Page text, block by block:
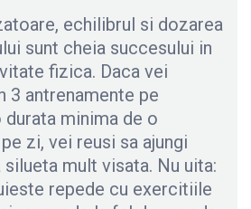
echilibrul si dozarea
sunt cheia succesului in
fizica. Daca vei
3 antrenamente pe
durata minima de o
zi, vei reusi sa ajungi
mult visata. Nu uita:
repede cu exercitiile